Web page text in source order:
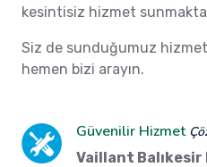
kesintisiz hizmet
Siz de sunduğumuz
hemen bizi arayın.
Güvenilir Hizmet
Vaillant Balıkesir